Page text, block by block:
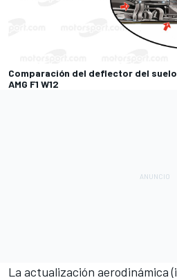
Comparación del deflector del
AMG F1 W12
La actualización aerodinámica